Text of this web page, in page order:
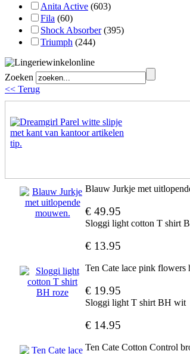
Anita Active (603)
Fila (60)
Shock Absorber(395)
Triumph (244)
Zoeken
<< Terug
Blauw Jurkje met
€ 49.95
Sloggi light cotton T shirt
€ 13.95
Ten Cate lace pink flowers
€ 19.95
Sloggi light T shirt BH wit
€ 14.95
Ten Cate Cotton Control